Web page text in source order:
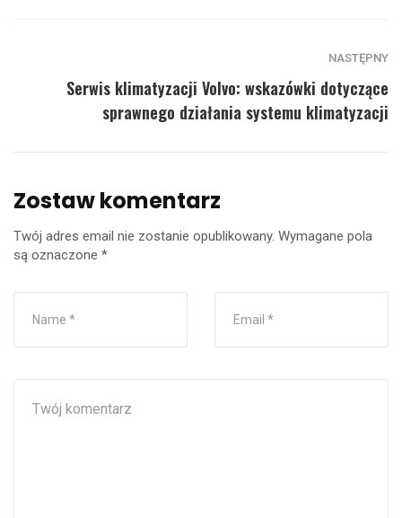
NASTĘPNY
Serwis klimatyzacji Volvo: wskazówki dotyczące
sprawnego działania systemu klimatyzacji
Zostaw komentarz
Twój adres email nie zostanie opublikowany. Wymagane pola
są oznaczone *